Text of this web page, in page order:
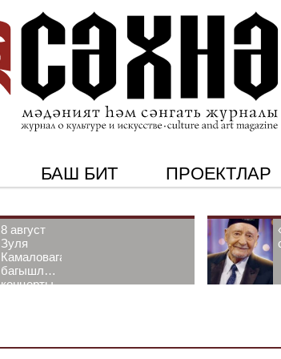
БАШ БИТ ПРОЕКТЛАР
8 август
Зуля
Камаловага
багышлау
концерты